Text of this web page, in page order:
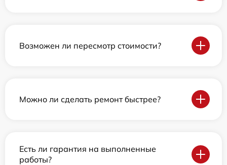
Возможен ли пересмотр стоимости?
Можно ли сделать ремонт быстрее?
Есть ли гарантия на выполненные
работы?